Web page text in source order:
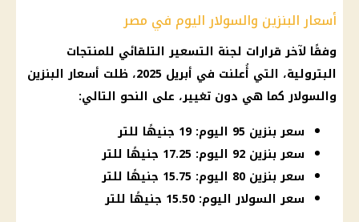
أسعار البنزين والسولار اليوم في مصر
وفقًا لآخرقرارات لجنة التسعير التلقائي للمنتجات
البترولية، التي أُعلنت في أبريل 2025، ظلت
أسعار البنزين
والسولاركما هي دون تغيير، على النحو التالي:
سعر بنزين 95 اليوم: 19 جنيهًا للتر
سعر بنزين 92 اليوم: 17.25 جنيهًا للتر
سعر بنزين 80 اليوم: 15.75 جنيهًا للتر
سعر السولار اليوم: 15.50 جنيهًا للتر